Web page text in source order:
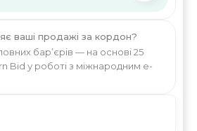
ваші продажі за кордон?
бар’єрів — на основі 25
Bid у роботі з міжнародним e-